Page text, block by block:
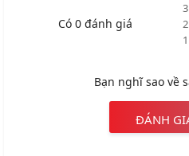
Có 0 đánh giá
Bạn nghĩ sao về
ĐÁNH